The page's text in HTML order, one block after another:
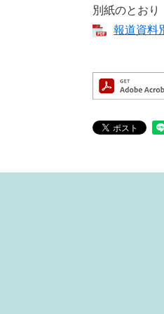
別紙のとおり
報道資料